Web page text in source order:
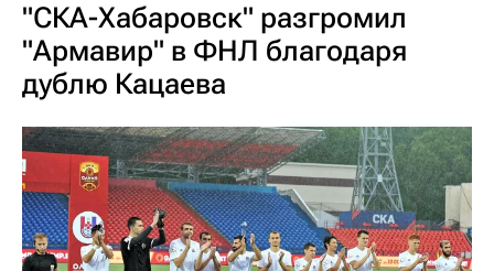
"СКА-Хабаровск" разгромил
"Армавир" в ФНЛ благодаря
дублю Кацаева